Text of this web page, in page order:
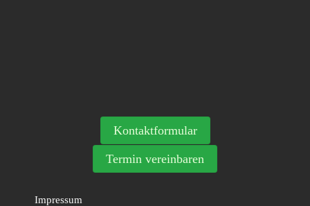
Kontaktformular
Termin vereinbaren
Impressum